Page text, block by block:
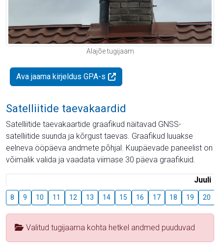
Alajõe tugijaam
Ava jaama kirjeldus GPA-s
Satelliitide taevakaardid
Satelliitide taevakaartide graafikud näitavad GNSS-
satelliitide suunda ja kõrgust taevas. Graafikud luuakse
eelneva ööpäeva andmete põhjal. Kuupäevade paneelist on
võimalik valida ja vaadata viimase 30 päeva graafikuid.
Juuli
8 9 10 11 12 13 14 15 16 17 18 19 20
Valitud tugijaama kohta hetkel andmed puuduvad